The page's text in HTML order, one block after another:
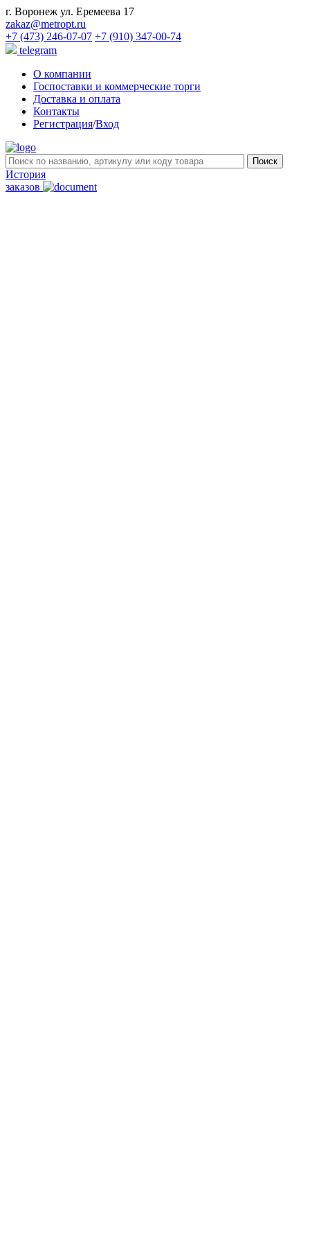
г. Воронеж ул. Еремеева 17
zakaz@metropt.ru
+7 (473) 246-07-07 +7 (910) 347-00-74
telegram
О компании
Госпоставки и коммерческие торги
Доставка и оплата
Контакты
Регистрация/Вход
История
заказов